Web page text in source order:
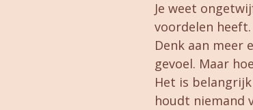
Je weet
voordelen heeft.
Denk aan meer
gevoel. Maar
Het is
houdt niemand